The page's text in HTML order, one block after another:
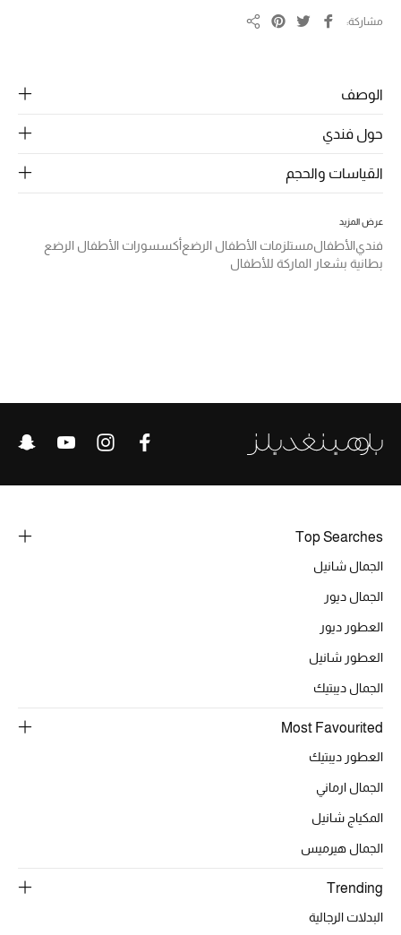
الجمال
مستلزمات المنزل
المجوهرات
جديد لدينا
ما وصلنا حديثاً
الموسم الجديد
حصريًا عبر الإنترنت
تشكيلة المناسبات للنساء
الحب للمحلي
تشكيلة الأعراس
حقائب وأحذية متطابقة
ركن الفخامة
مشاركة
الوصف
حول فندي
القياسات والحجم
عرض المزيد
فنديالأطفالمستلزمات الأطفال الرضعأكسسورات الأطفال الرضع
بطانية بشعار الماركة للأطفال
Top Searches
الجمال شانيل
الجمال ديور
العطور ديور
العطور شانيل
الجمال ديبتيك
Most Favourited
العطور ديبتيك
الجمال ارماني
المكياج شانيل
الجمال هيرميس
Trending
البدلات الرجالية